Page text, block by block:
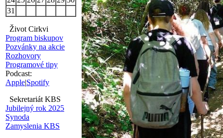
31
Život Cirkvi
Program biskupov
Pozvánky na akcie
Rozhovory
Programové tipy
Podcast:
Apple|Spotify
Sekretariát KBS
Jubilejný rok 2025
Synoda
Zamyslenia KBS